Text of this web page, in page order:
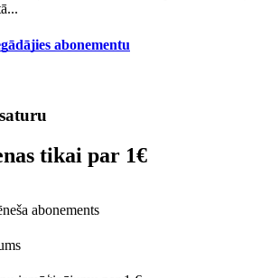
abonementu
tikai par 1€
abonements